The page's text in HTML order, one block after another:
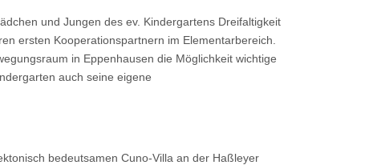
und Jungen des ev. Kindergartens Dreifaltigkeit
ersten Kooperationspartnern im Elementarbereich.
in Eppenhausen die Möglichkeit wichtige
auch seine eigene
bedeutsamen Cuno-Villa an der Haßleyer